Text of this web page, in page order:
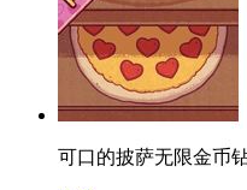
可口的披萨无限金币